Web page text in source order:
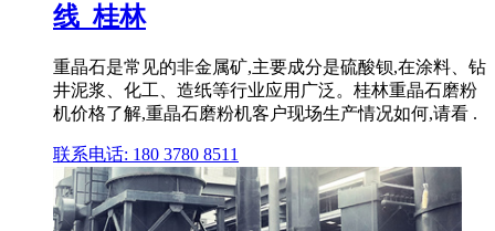
线_桂林
重晶石是常见的非金属矿,主要成分是硫酸钡,在涂料、钻
井泥浆、化工、造纸等行业应用广泛。桂林重晶石磨粉
机价格了解,重晶石磨粉机客户现场生产情况如何,请看 .
联系电话: 180 3780 8511